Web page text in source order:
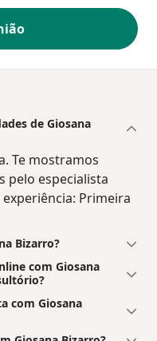
de Giosana
Te mostramos
pelo especialista
Primeira
Bizarro?
com Giosana
com Giosana